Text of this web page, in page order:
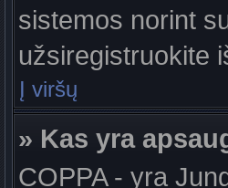
sistemos norint
užsiregistruokite
Į viršų
» Kas yra
COPPA - yra